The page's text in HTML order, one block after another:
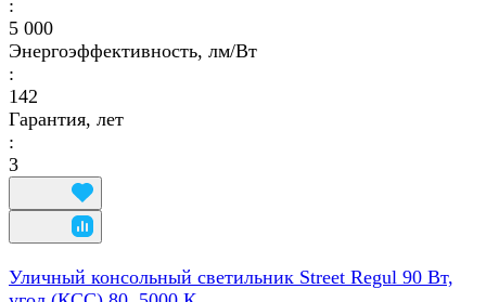
:
5 000
Энергоэффективность, лм/Вт
:
142
Гарантия, лет
:
3
Уличный консольный светильник Street Regul 90 Вт,